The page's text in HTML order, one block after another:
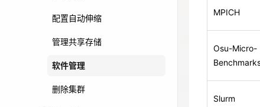
配置自动伸缩
管理共享存储
软件管理
删除集群
Benchmarks
Slurm
MPICH
Osu-Micro-
Slurm